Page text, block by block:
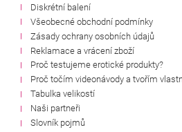
Diskrétní balení
Všeobecné obchodní podmínky
Zásady ochrany osobních údajů
Reklamace a vrácení zboží
Proč testujeme erotické produkty?
Proč točím videonávody a tvořím
Tabulka velikostí
Naši partneři
Slovník pojmů